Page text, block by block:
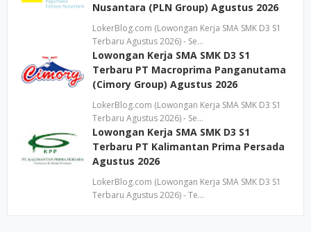
Nusantara (PLN Group) Agustus 2026
LokerBlog.com (Lowongan Kerja SMA SMK D3 S1
Terbaru Agustus 2026) - Se…
Lowongan Kerja SMA SMK D3 S1
Terbaru PT Macroprima Panganutama
(Cimory Group) Agustus 2026
LokerBlog.com (Lowongan Kerja SMA SMK D3 S1
Terbaru Agustus 2026) - Se…
Lowongan Kerja SMA SMK D3 S1
Terbaru PT Kalimantan Prima Persada
Agustus 2026
LokerBlog.com (Lowongan Kerja SMA SMK D3 S1
Terbaru Agustus 2026) - Te…